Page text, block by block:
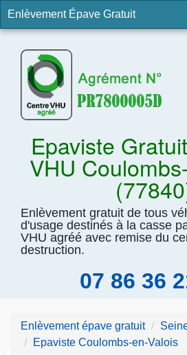
Enlèvement Épave Gratuit
Epaviste
VHU
Enlèvement gratuit de tous
d'usage destinés à la casse
VHU agréé avec remise du
destruction.
07 86 36
Enlèvement épave gratuit
Epaviste Coulombs-en-Valois